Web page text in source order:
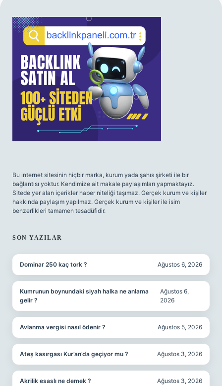
SIDEBAR
Bu internet sitesinin hiçbir marka, kurum yada şahıs şirketi ile bir
bağlantısı yoktur. Kendimize ait makale paylaşımları yapmaktayız.
Sitede yer alan içerikler haber niteliği taşımaz. Gerçek kurum ve kişiler
hakkında paylaşım yapılmaz. Gerçek kurum ve kişiler ile isim
benzerlikleri tamamen tesadüfidir.
SON YAZILAR
Dominar 250 kaç tork ? Ağustos 6, 2026
Kumrunun boynundaki siyah halka ne anlama
gelir ?
Ağustos 6,
2026
Avlanma vergisi nasıl ödenir ? Ağustos 5, 2026
Ateş kasırgası Kur’an’da geçiyor mu ? Ağustos 3, 2026
Akrilik esaslı ne demek ? Ağustos 3, 2026